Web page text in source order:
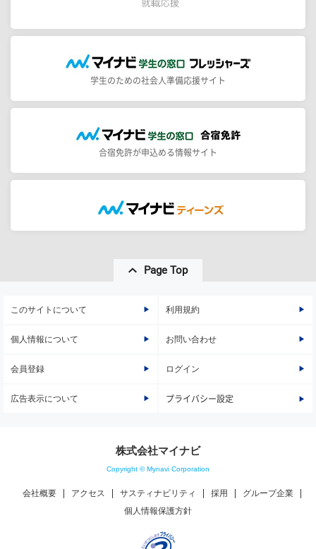
学生のための社会人準備応援サイト
合宿免許が申込める情報サイト
Page Top
このサイトについて 利用規約
個人情報について お問い合わせ
会員登録 ログイン
広告表示について プライバシー設定
株式会社マイナビ
Copyright © Mynavi Corporation
会社概要 アクセス サスティナビリティ 採用
グループ企業
個人情報保護方針